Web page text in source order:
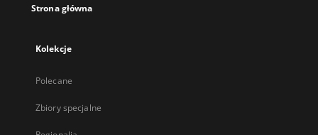
Strona główna
Kolekcje
Polecane
Zbiory specjalne